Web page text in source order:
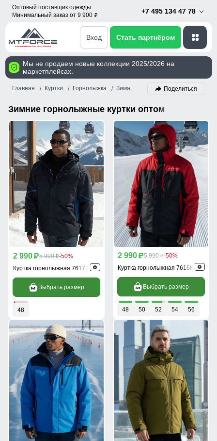
Оптовый поставщик одежды.
Минимальный заказ от 9 900 p
+7 495 134 47 78
Вход Стать партнёром
Мы не продаем новые коллекции 2025/2026 на
маркетплейсах.
Главная Куртки Горнолыжка Зима Поделиться
Зимние горнолыжные куртки оптом
2 990 p5 990 p-50%
Куртка горнолыжная 7617TS
Выбрать размер
48
2 990 p5 990 p-50%
Куртка горнолыжная 7616Kr
Выбрать размер
48 50 52 54 56